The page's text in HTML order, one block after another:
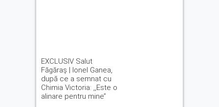
EXCLUSIV Salut
Făgăraș | Ionel Ganea,
după ce a semnat cu
Chimia Victoria: ,,Este o
alinare pentru mine’’